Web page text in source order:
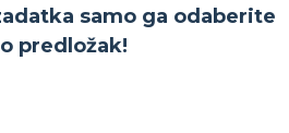
samo ga odaberite
predložak!